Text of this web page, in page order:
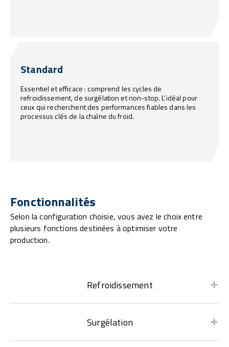
Standard
Essentiel et efficace : comprend les cycles de
refroidissement, de surgélation et non-stop. L’idéal pour
ceux qui recherchent des performances fiables dans les
processus clés de la chaîne du froid.
Fonctionnalités
Selon la configuration choisie, vous avez le choix entre
plusieurs fonctions destinées à optimiser votre
production.
Refroidissement
Surgélation